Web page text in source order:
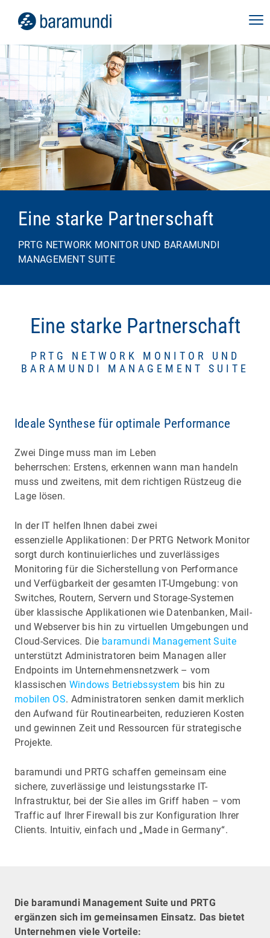
Eine starke Partnerschaft
PRTG NETWORK MONITOR UND BARAMUNDI
MANAGEMENT SUITE
Eine starke Partnerschaft
PRTG NETWORK MONITOR UND
BARAMUNDI MANAGEMENT SUITE
Ideale Synthese für optimale Performance
Zwei Dinge muss man im Leben
beherrschen: Erstens, erkennen wann man handeln
muss und zweitens, mit dem richtigen Rüstzeug die
Lage lösen.
In der IT helfen Ihnen dabei zwei
essenzielle Applikationen: Der PRTG Network Monitor
sorgt durch kontinuierliches und zuverlässiges
Monitoring für die Sicherstellung von Performance
und Verfügbarkeit der gesamten IT-Umgebung: von
Switches, Routern, Servern und Storage-Systemen
über klassische Applikationen wie Datenbanken, Mail-
und Webserver bis hin zu virtuellen Umgebungen und
Cloud-Services. Die baramundi Management Suite
unterstützt Administratoren beim Managen aller
Endpoints im Unternehmensnetzwerk – vom
klassischen Windows Betriebssystem bis hin zu
mobilen OS. Administratoren senken damit merklich
den Aufwand für Routinearbeiten, reduzieren Kosten
und gewinnen Zeit und Ressourcen für strategische
Projekte.
baramundi und PRTG schaffen gemeinsam eine
sichere, zuverlässige und leistungsstarke IT-
Infrastruktur, bei der Sie alles im Griff haben – vom
Traffic auf Ihrer Firewall bis zur Konfiguration Ihrer
Clients. Intuitiv, einfach und „Made in Germany“.
Die baramundi Management Suite und PRTG
ergänzen sich im gemeinsamen Einsatz. Das bietet
Unternehmen viele Vorteile: